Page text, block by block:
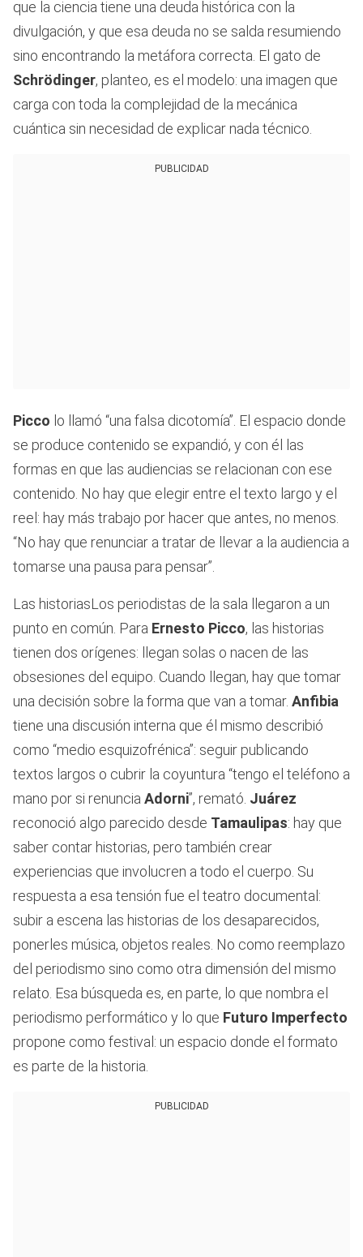
que la ciencia tiene una deuda histórica con la
divulgación, y que esa deuda no se salda resumiendo
sino encontrando la metáfora correcta. El gato de
Schrödinger, planteo, es el modelo: una imagen que
carga con toda la complejidad de la mecánica
cuántica sin necesidad de explicar nada técnico.
PUBLICIDAD
Picco lo llamó “una falsa dicotomía”. El espacio donde
se produce contenido se expandió, y con él las
formas en que las audiencias se relacionan con ese
contenido. No hay que elegir entre el texto largo y el
reel: hay más trabajo por hacer que antes, no menos.
“No hay que renunciar a tratar de llevar a la audiencia a
tomarse una pausa para pensar”.
Las historiasLos periodistas de la sala llegaron a un
punto en común. Para Ernesto Picco, las historias
tienen dos orígenes: llegan solas o nacen de las
obsesiones del equipo. Cuando llegan, hay que tomar
una decisión sobre la forma que van a tomar. Anfibia
tiene una discusión interna que él mismo describió
como “medio esquizofrénica”: seguir publicando
textos largos o cubrir la coyuntura “tengo el teléfono a
mano por si renuncia Adorni”, remató. Juárez
reconoció algo parecido desde Tamaulipas: hay que
saber contar historias, pero también crear
experiencias que involucren a todo el cuerpo. Su
respuesta a esa tensión fue el teatro documental:
subir a escena las historias de los desaparecidos,
ponerles música, objetos reales. No como reemplazo
del periodismo sino como otra dimensión del mismo
relato. Esa búsqueda es, en parte, lo que nombra el
periodismo performático y lo que Futuro Imperfecto
propone como festival: un espacio donde el formato
es parte de la historia.
PUBLICIDAD